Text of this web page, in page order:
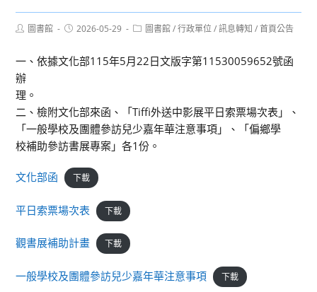
Post圖書館
Post2026-05-29
Post圖書館 / 行政單位 / 訊息轉知 / 首頁公告
一、依據文化部115年5月22日文版字第11530059652號函
辦
理。
二、檢附文化部來函、「Tiffi外送中影展平日索票場次表」、
「一般學校及團體參訪兒少嘉年華注意事項」、「偏鄉學
校補助參訪書展專案」各1份。
文化部函 下載
平日索票場次表 下載
觀書展補助計畫 下載
一般學校及團體參訪兒少嘉年華注意事項 下載